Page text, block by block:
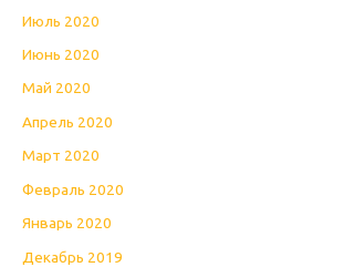
Июль 2020
Июнь 2020
Май 2020
Апрель 2020
Март 2020
Февраль 2020
Январь 2020
Декабрь 2019